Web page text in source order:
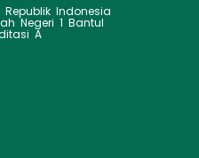
Indonesia
Negeri 1 Bantul
A